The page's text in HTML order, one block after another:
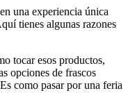
una experiencia única
tienes algunas razones
tocar esos productos,
opciones de frascos
como pasar por una feria